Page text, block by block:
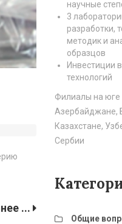
...
научные
3
разработки,
методик и
образцов
Инвестиции
технологий
Филиалы на юге
Азербайджане,
Казахстане,
Сербии
Общие